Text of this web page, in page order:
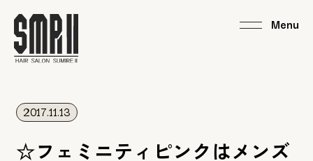
2017.11.13
☆フェミニティピンクはメンズ